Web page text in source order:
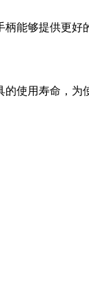
能够提供更好
使用寿命，为